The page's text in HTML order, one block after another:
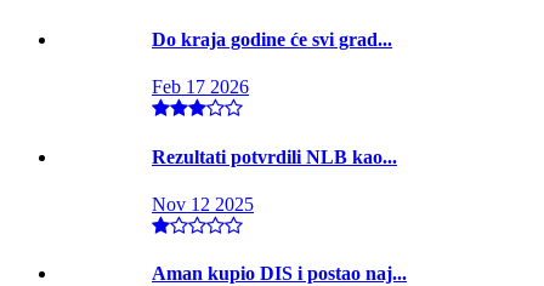
Do kraja godine će svi grad...
Feb 17 2026
Rezultati potvrdili NLB kao...
Nov 12 2025
Aman kupio DIS i postao naj...